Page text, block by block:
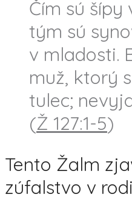
Čím sú šípy
tým sú
v mladosti.
muž, ktorý
tulec;
(Ž 127:1-5)
Tento Žalm
zúfalstvo v